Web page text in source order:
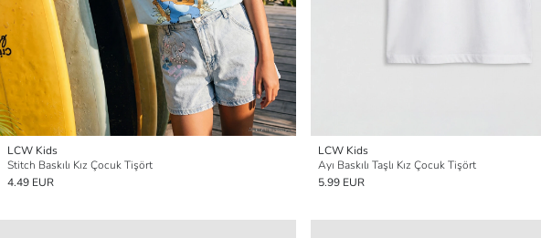
LCW Kids
Stitch Baskılı Kız Çocuk Tişört
4.49 EUR
LCW Kids
Ayı Baskılı Taşlı Kız Çocuk Tişört
5.99 EUR